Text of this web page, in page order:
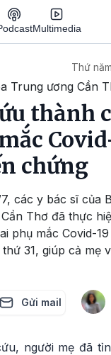
Multimedia
Thứ
Trung ương Cần
thành
chứng
các y bác sĩ của
Thơ đã thực
phụ mắc Covid-
31, giúp cả mẹ
Gửi mail
người mẹ đã